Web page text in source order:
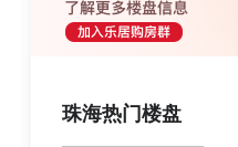
珠海热门楼盘